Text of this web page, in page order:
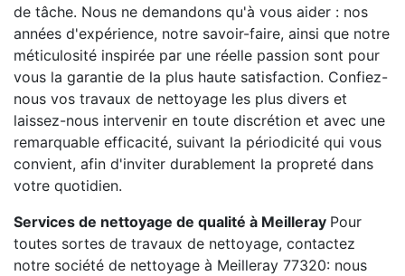
de tâche. Nous ne demandons qu'à vous aider : nos
années d'expérience, notre savoir-faire, ainsi que notre
méticulosité inspirée par une réelle passion sont pour
vous la garantie de la plus haute satisfaction. Confiez-
nous vos travaux de nettoyage les plus divers et
laissez-nous intervenir en toute discrétion et avec une
remarquable efficacité, suivant la périodicité qui vous
convient, afin d'inviter durablement la propreté dans
votre quotidien.
Services de nettoyage de qualité à Meilleray Pour
toutes sortes de travaux de nettoyage, contactez
notre société de nettoyage à Meilleray 77320: nous